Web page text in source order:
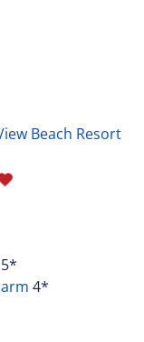
Beach Resort
5*
4*